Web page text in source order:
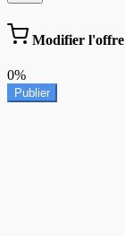
Modifier l'offre
0%
Publier